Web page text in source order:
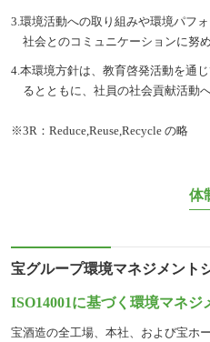
3.環境活動への取り組みや環境パフ
社会とのコミュニケーションに努め
4.本環境方針は、教育啓発活動を通
るとともに、社員の社会貢献活動
※3R：Reduce,Reuse,Recycle の略
体
宝グループ環境マネジメント
ISO14001に基づく環境マネジ
宝酒造の全工場、本社、および宝ホ